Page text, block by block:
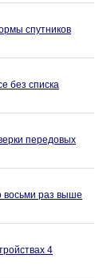
спутников
без списка
передовых
восьми раз выше
4